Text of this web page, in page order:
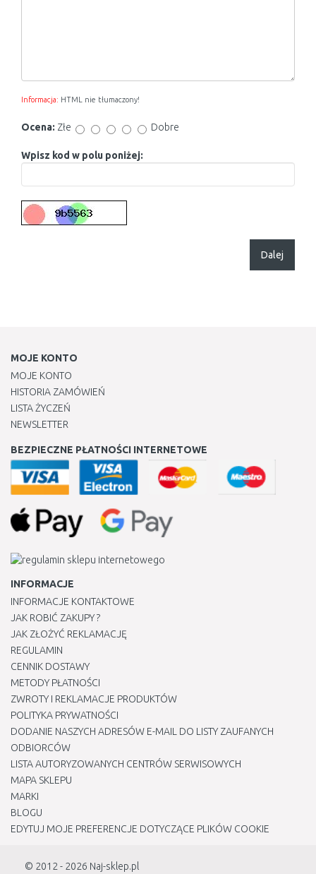
Informacja: HTML nie tłumaczony!
Ocena: Złe Dobre
Wpisz kod w polu poniżej:
Dalej
MOJE KONTO
MOJE KONTO
HISTORIA ZAMÓWIEŃ
LISTA ŻYCZEŃ
NEWSLETTER
BEZPIECZNE PŁATNOŚCI INTERNETOWE
INFORMACJE
INFORMACJE KONTAKTOWE
JAK ROBIĆ ZAKUPY ?
JAK ZŁOŻYĆ REKLAMACJĘ
REGULAMIN
CENNIK DOSTAWY
METODY PŁATNOŚCI
ZWROTY I REKLAMACJE PRODUKTÓW
POLITYKA PRYWATNOŚCI
DODANIE NASZYCH ADRESÓW E-MAIL DO LISTY ZAUFANYCH
ODBIORCÓW
LISTA AUTORYZOWANYCH CENTRÓW SERWISOWYCH
MAPA SKLEPU
MARKI
BLOGU
EDYTUJ MOJE PREFERENCJE DOTYCZĄCE PLIKÓW COOKIE
© 2012 - 2026 Naj-sklep.pl